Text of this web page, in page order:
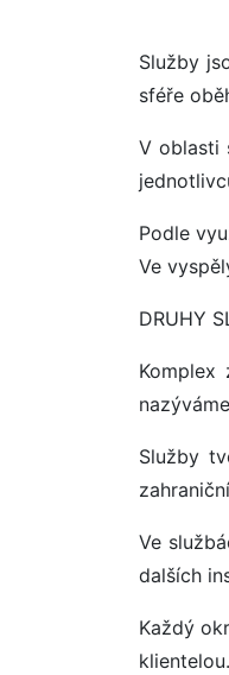
Služby
sféře
V oblasti
Podle
Ve
DRUHY
Komplex
Služby
Ve
dalších
Každý